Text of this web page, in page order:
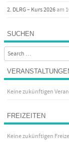
2. DLRG – Kurs 2026am
SUCHEN
Search
Keine zukünftigen
FREIZEITEN
Keine zukünftigen